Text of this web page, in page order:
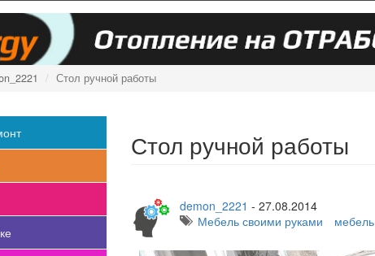
Стол ручной работы
Стол ручной работы
demon_2221 - 27.08.2014
Мебель своими руками
мебель